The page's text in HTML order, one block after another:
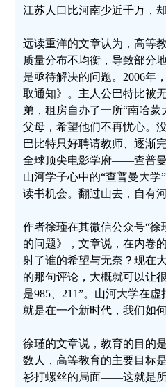
江苏人口比河南少近千万，
远读重洋的文章认为，高等
质量分布不均衡，导致部分
是亟待解决的问题。2006年
取通知》。主人公巴特比被
弟，租房自办了一所“南哈
父母，希望他们不再忧心。
巴比特只好聘请教师、逐渐
全球顶尖电影学府——查普曼
山河学子心中的“查普曼大
读书机会。翻过山去，自有
作者徐瑾在其微信公众号“徐
的问题》，文章说，在内卷
射了谁的希望与无奈？现在
的那句评论，大概就可以让
是985、211”。山河大学在
就是在一个新时代，我们如
徐瑾的文章说，教育的目的
数人，高等教育的主要目标
衫打螺丝的局面——这就是所